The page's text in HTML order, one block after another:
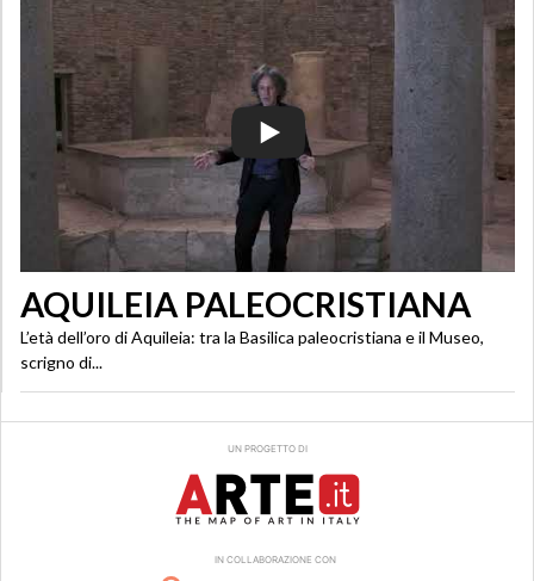
AQUILEIA PALEOCRISTIANA
L’età dell’oro di Aquileia: tra la Basilica paleocristiana e il Museo,
scrigno di...
UN PROGETTO DI
IN COLLABORAZIONE CON